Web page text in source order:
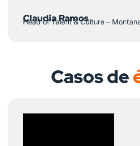
Claudia Ramos
Head of Talent & Culture –
Casos de